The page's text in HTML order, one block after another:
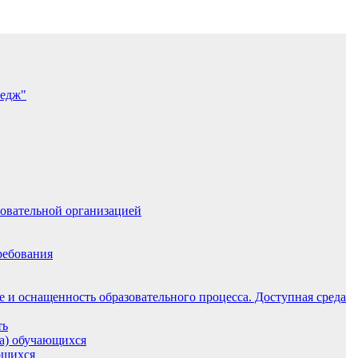
организацией
оснащенность образовательного процесса. Доступная среда
обучающихся